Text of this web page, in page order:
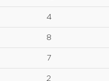
4
8
7
2